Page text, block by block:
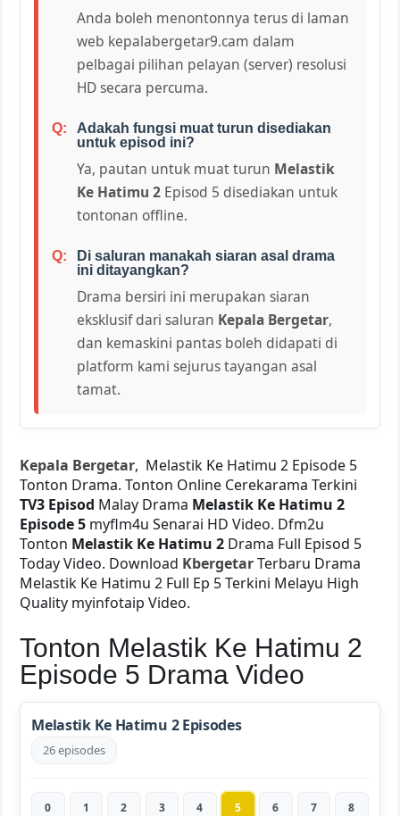
Anda boleh menontonnya terus di laman
web kepalabergetar9.cam dalam
pelbagai pilihan pelayan (server) resolusi
HD secara percuma.
Adakah fungsi muat turun disediakan
untuk episod ini?
Ya, pautan untuk muat turun Melastik
Ke Hatimu 2 Episod 5 disediakan untuk
tontonan offline.
Di saluran manakah siaran asal drama
ini ditayangkan?
Drama bersiri ini merupakan siaran
eksklusif dari saluran Kepala Bergetar,
dan kemaskini pantas boleh didapati di
platform kami sejurus tayangan asal
tamat.
Kepala Bergetar, Melastik Ke Hatimu 2 Episode 5
Tonton Drama. Tonton Online Cerekarama Terkini
TV3 Episod Malay Drama Melastik Ke Hatimu 2
Episode 5 myflm4u Senarai HD Video. Dfm2u
Tonton Melastik Ke Hatimu 2 Drama Full Episod 5
Today Video. Download KbergetarTerbaru Drama
Melastik Ke Hatimu 2 Full Ep 5 Terkini Melayu High
Quality myinfotaip Video.
Tonton Melastik Ke Hatimu 2
Episode 5 Drama Video
Melastik Ke Hatimu 2 Episodes
26 episodes
0 1 2 3 4 5 6 7 8